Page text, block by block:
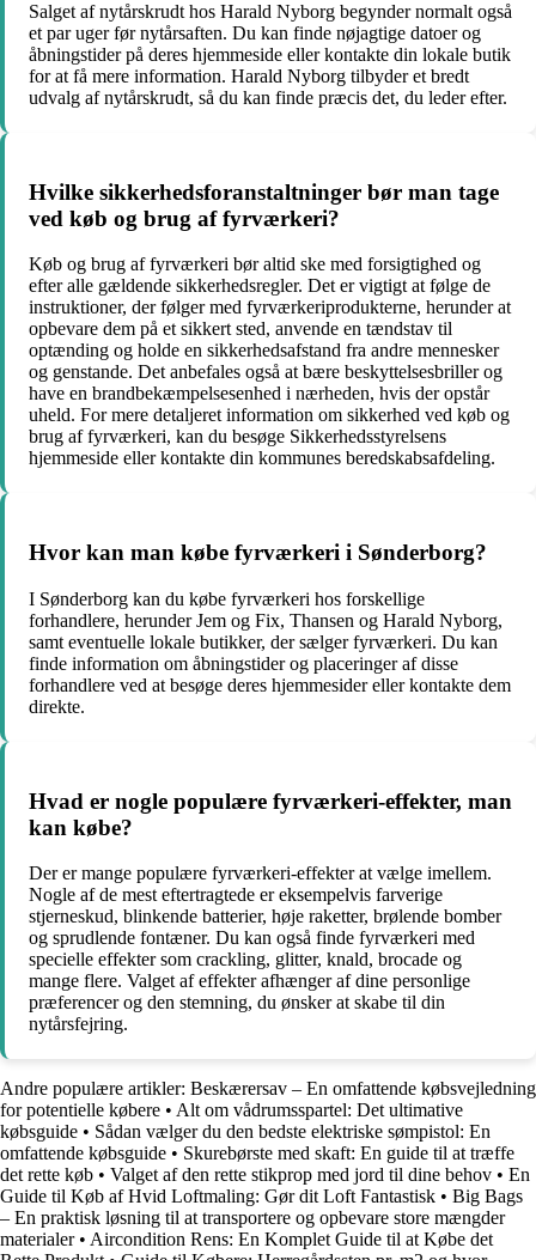
Salget af nytårskrudt hos Harald Nyborg begynder normalt også
et par uger før nytårsaften. Du kan finde nøjagtige datoer og
åbningstider på deres hjemmeside eller kontakte din lokale butik
for at få mere information. Harald Nyborg tilbyder et bredt
udvalg af nytårskrudt, så du kan finde præcis det, du leder efter.
Hvilke sikkerhedsforanstaltninger bør man tage
ved køb og brug af fyrværkeri?
Køb og brug af fyrværkeri bør altid ske med forsigtighed og
efter alle gældende sikkerhedsregler. Det er vigtigt at følge de
instruktioner, der følger med fyrværkeriprodukterne, herunder at
opbevare dem på et sikkert sted, anvende en tændstav til
optænding og holde en sikkerhedsafstand fra andre mennesker
og genstande. Det anbefales også at bære beskyttelsesbriller og
have en brandbekæmpelsesenhed i nærheden, hvis der opstår
uheld. For mere detaljeret information om sikkerhed ved køb og
brug af fyrværkeri, kan du besøge Sikkerhedsstyrelsens
hjemmeside eller kontakte din kommunes beredskabsafdeling.
Hvor kan man købe fyrværkeri i Sønderborg?
I Sønderborg kan du købe fyrværkeri hos forskellige
forhandlere, herunder Jem og Fix, Thansen og Harald Nyborg,
samt eventuelle lokale butikker, der sælger fyrværkeri. Du kan
finde information om åbningstider og placeringer af disse
forhandlere ved at besøge deres hjemmesider eller kontakte dem
direkte.
Hvad er nogle populære fyrværkeri-effekter, man
kan købe?
Der er mange populære fyrværkeri-effekter at vælge imellem.
Nogle af de mest eftertragtede er eksempelvis farverige
stjerneskud, blinkende batterier, høje raketter, brølende bomber
og sprudlende fontæner. Du kan også finde fyrværkeri med
specielle effekter som crackling, glitter, knald, brocade og
mange flere. Valget af effekter afhænger af dine personlige
præferencer og den stemning, du ønsker at skabe til din
nytårsfejring.
Andre populære artikler: Beskærersav – En omfattende købsvejledning
for potentielle købere • Alt om vådrumsspartel: Det ultimative
købsguide • Sådan vælger du den bedste elektriske sømpistol: En
omfattende købsguide • Skurebørste med skaft: En guide til at træffe
det rette køb • Valget af den rette stikprop med jord til dine behov • En
Guide til Køb af Hvid Loftmaling: Gør dit Loft Fantastisk • Big Bags
– En praktisk løsning til at transportere og opbevare store mængder
materialer• Aircondition Rens: En Komplet Guide til at Købe det